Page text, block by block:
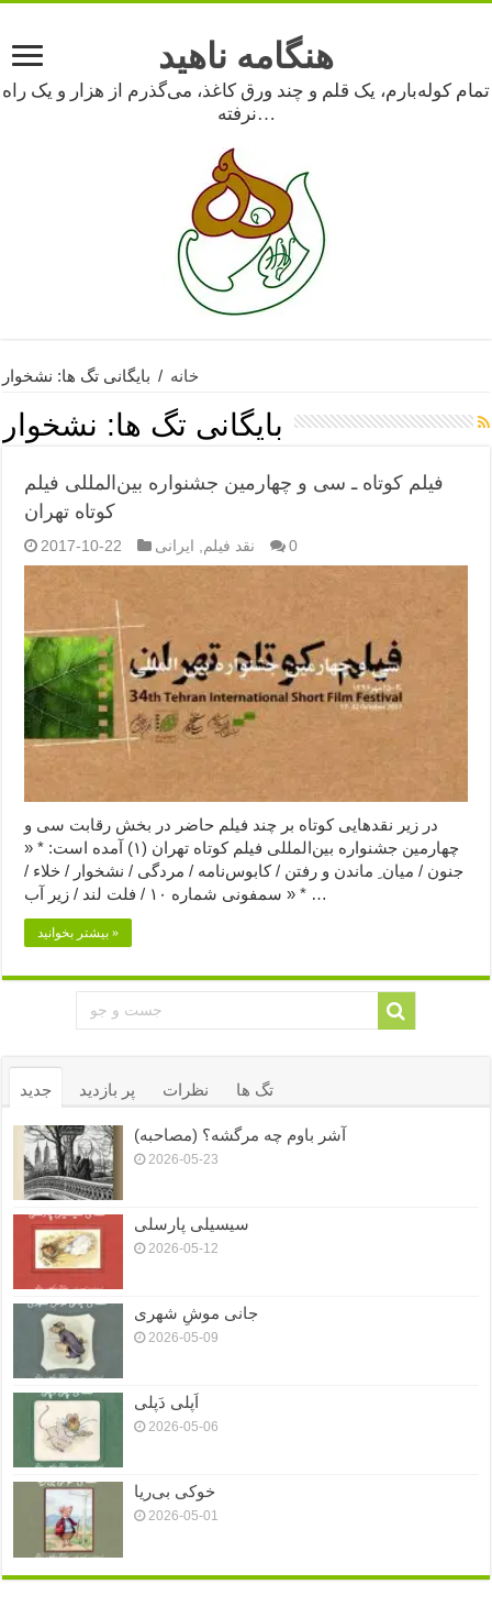
هنگامه ناهید
تمام کوله‌بارم، یک قلم و چند ورق کاغذ، می‌گذرم از هزار و یک راه
نرفته…
خانه / بایگانی تگ ها: نشخوار
بایگانی تگ ها: نشخوار
فیلم کوتاه ـ سی و چهارمین جشنواره بین‌المللی فیلم
کوتاه تهران
2017-10-22 نقد فیلم ایرانی 0
در زیر نقدهایی کوتاه بر چند فیلم حاضر در بخش رقابت سی و
چهارمین جشنواره بین‌المللی فیلم کوتاه تهران (۱) آمده است: * «
جنون / میان ِ ماندن و رفتن / کابوس‌نامه / مردگی / نشخوار / خلاء /
سمفونی شماره ۱۰ / فلت لند / زیر آب » * …
بیشتر بخوانید »
جدید پر بازدید نظرات تگ ها
آشر باوم چه مرگشه؟ (مصاحبه)
2026-05-23
سیسیلی پارسلی
2026-05-12
جانی موشِ شهری
2026-05-09
اَپلی دَپلی
2026-05-06
خوکی بی‌ریا
2026-05-01